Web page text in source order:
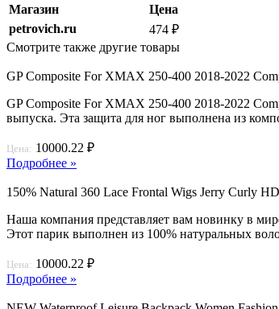
Магазин
Цена
petrovich.ru
474 ₽
Смотрите также другие товары
GP Composite For XMAX 250-400 2018-2022
GP Composite For XMAX 250-400 2018-2022
выпуска. Эта защита для ног выполнена из
Цена: 10000.22 ₽
Подробнее »
150% Natural 360 Lace Frontal Wigs Jerry Curly
Наша компания представляет вам новинку в
Этот парик выполнен из 100% натуральных
Цена: 10000.22 ₽
Подробнее »